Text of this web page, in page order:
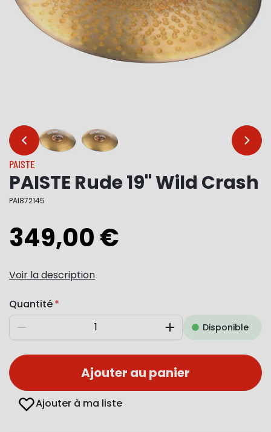
… …
PAISTE
PAISTE Rude 19" Wild Crash
PAI872145
349,00 €
Voir la description
Quantité
Diminuer AugmenterDisponible
Ajouter au panier
Ajouter à ma liste